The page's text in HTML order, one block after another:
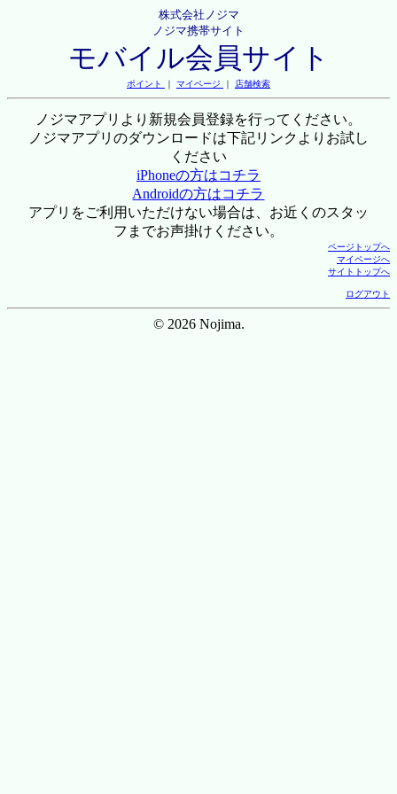
株式会社ノジマ
ノジマ携帯サイト
モバイル会員サイト
ポイント ｜ マイページ ｜ 店舗検索
ノジマアプリより新規会員登録を行ってください。
ノジマアプリのダウンロードは下記リンクよりお試し
ください
iPhoneの方はコチラ
Androidの方はコチラ
アプリをご利用いただけない場合は、お近くのスタッ
フまでお声掛けください。
ページトップへ
マイページへ
サイトトップへ
ログアウト
© 2026 Nojima.